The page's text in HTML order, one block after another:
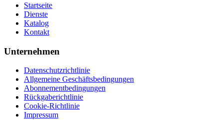
Startseite
Dienste
Katalog
Kontakt
Unternehmen
Datenschutzrichtlinie
Allgemeine Geschäftsbedingungen
Abonnementbedingungen
Rückgaberichtlinie
Cookie-Richtlinie
Impressum